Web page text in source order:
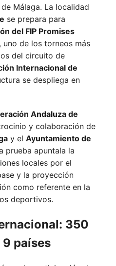
Málaga. La localidad
se prepara para
del FIP Promises
, uno de los torneos más
del circuito de
Internacional de
se despliega en
Andaluza de
y colaboración de
y el Ayuntamiento de
prueba apuntala la
locales por el
y la proyección
como referente en la
deportivos.
350
países